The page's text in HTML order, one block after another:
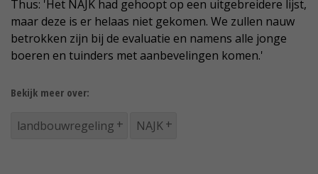
Thus: 'Het NAJK had gehoopt op een uitgebreidere lijst,
maar deze is er helaas niet gekomen. We zullen nauw
betrokken zijn bij de evaluatie en namens alle jonge
boeren en tuinders met aanbevelingen komen.'
Bekijk meer over:
landbouwregeling NAJK